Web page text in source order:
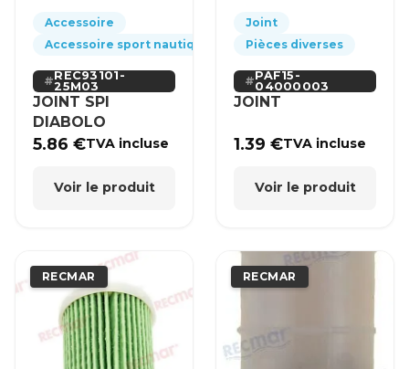
Accessoire
Accessoire sport nautique
REC93101-
25M03
JOINT SPI
DIABOLO
5.86€TVA incluse
Voir le produit
Joint
Pièces diverses
PAF15-
04000003
JOINT
1.39€TVA incluse
Voir le produit
RECMAR RECMAR